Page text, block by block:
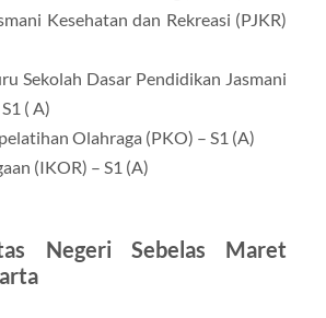
Kesehatan dan Rekreasi (PJKR)
Sekolah Dasar Pendidikan Jasmani
( A)
Olahraga (PKO) – S1 (A)
(IKOR) – S1 (A)
Negeri Sebelas Maret